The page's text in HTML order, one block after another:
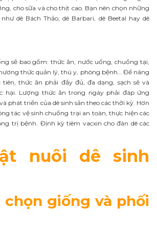
cho sữa và cho thịt cao. Bạn nên chọn những
dê Bách Thảo, dê Barbari, dê Beetal hay dê
sẽ bao gồm: thức ăn, nước uống, chuồng tại,
thức quản lý, thú y, phòng bệnh… Để nâng
thức ăn phải đầy đủ, đa dạng, sạch sẽ và
hại. Lượng thức ăn trong ngày phải đáp ứng
phát triển của dê sinh sản theo các thời kỳ. Hơn
tác vệ sinh chuồng trại an toàn, thực hiện các
trị bệnh. Định kỳ tiêm vacxin cho đàn dê các
nuôi dê sinh
giống và phối